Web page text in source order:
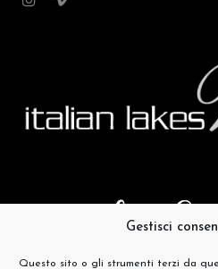
Gestisci
Questo sito o gli strumenti terzi da